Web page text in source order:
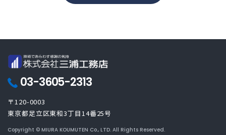
03-3605-2313
〒120-0003
東京都足立区東和3丁目14番25号
Copyright © MIURA KOUMUTEN Co., LTD. All Rights Reserved.